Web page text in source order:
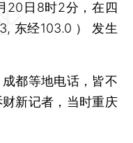
20日8时2分，在四
东经103.0 ） 发生
都等地电话，皆不
新记者，当时重庆